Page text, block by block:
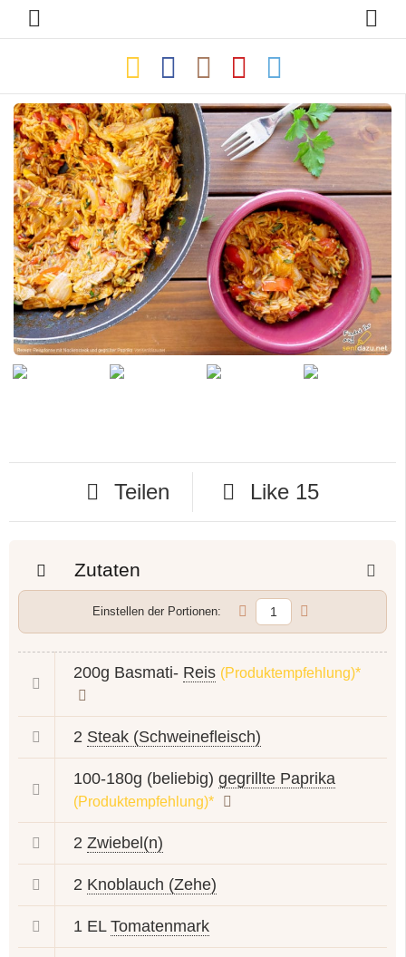
Teilen Like 15
Zutaten
Einstellen der Portionen:
200g Basmati- Reis (Produktempfehlung)*
2 Steak (Schweinefleisch)
100-180g (beliebig) gegrillte Paprika
(Produktempfehlung)*
2 Zwiebel(n)
2 Knoblauch (Zehe)
1 EL Tomatenmark